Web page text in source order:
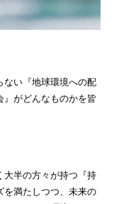
ない『地球環境への配
』がどんなものかを皆
大半の方々が持つ『持
を満たしつつ、未来の